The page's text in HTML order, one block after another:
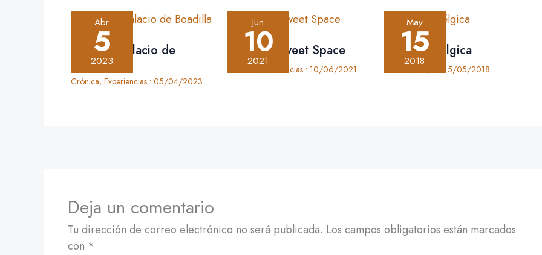
Abr
5
2023
Crónica: Palacio de
Boadilla
Crónica, Experiencias • 05/04/2023
Jun
10
2021
Crónica: Sweet Space
Experiencias •10/06/2021
May
15
2018
Crónica: Bélgica
15/05/2018
Deja un comentario
Tu dirección de correo electrónico no será publicada. Los campos obligatorios están marcados
con *